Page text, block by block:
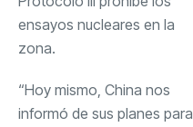
ensayos nucleares en la
zona.
“Hoy mismo, China nos
informó de sus planes para